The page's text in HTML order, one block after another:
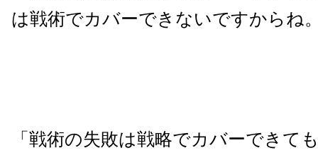
は戦術でカバーできないですからね
「戦術の失敗は戦略でカバーできて